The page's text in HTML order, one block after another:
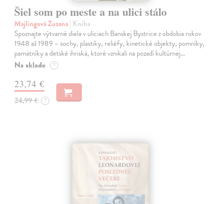
Šiel som po meste a na ulici stálo
Majlingová Zuzana| Kniha
Spoznajte výtvarné diela v uliciach Banskej Bystrice z obdobia rokov
1948 až 1989 – sochy, plastiky, reliéfy, kinetické objekty, pomníky,
pamätníky a detské ihriská, ktoré vznikali na pozadí kultúrnej…
Na sklade ?
23,74 €
24,99 € ?